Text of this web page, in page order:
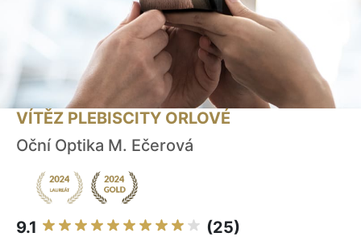
VÍTĚZ PLEBISCITY ORLOVÉ
Oční Optika M. Ečerová
9.1 (25)